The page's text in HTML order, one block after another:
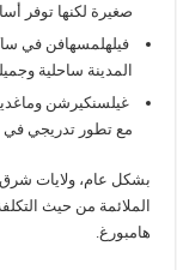
صغيرة لكنها توفر
المدينة ساحلية
مع تطور تدريجي في
بشكل عام، ولايات شرق
الملائمة من حيث
هامبورغ.